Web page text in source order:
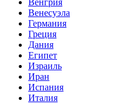
Венгрия
Венесуэла
Германия
Греция
Дания
Египет
Израиль
Иран
Испания
Италия